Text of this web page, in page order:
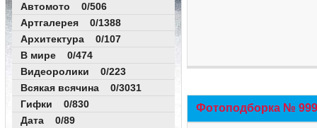
Автомото 0/506
Артгалерея 0/1388
Архитектура 0/107
В мире 0/474
Видеоролики 0/223
Всякая всячина 0/3031
Гифки 0/830
Дата 0/89
Фотоподборка №